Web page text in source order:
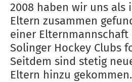
2008 haben wir uns als
Eltern zusammen
einer
Solinger Hockey Clubs
Seitdem sind stetig
Eltern hinzu gekommen.